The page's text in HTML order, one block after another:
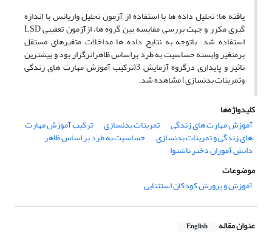
یافته ها: تحلیل داده ها با استفاده از آزمون تحلیل واریانس با اندازه
گیری مکرر و جهت بررسی مقایسه بین گروه ها، ازآزمون تعقیبی LSD
استفاده شد. باتوجه به نتایج داده ها مداخلات متغیرهای مستقل
برمتغیر وابسته حساسیت به طرد براساس ظاهراثرگزار بود و بیشترین
تاثیر و پایداری درگروه آزمایش 3(ترکیب آموزش مهارت های زندگی
وتمرینات بدنسازی) مشاهده شد.
کلیدواژه‌ها
آموزش مهارت های زندگی
تمرینات بدنسازی ترکیب آموزش مهارت
های زندگی و تمرینات بدنسازی حساسیت به طرد بر اساس ظاهر
دانش آموزان دختر ناشنوا
موضوعات
آموزش و پرورش کودکان استثنایی
عنوان مقاله English